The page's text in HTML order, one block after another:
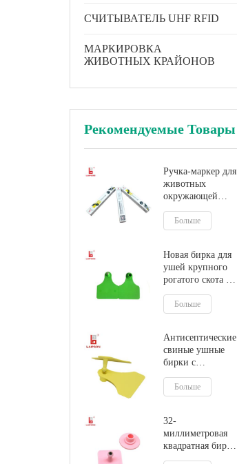
СЧИТЫВАТЕЛЬ UHF RFID
МАРКИРОВКА
ЖИВОТНЫХ КРАЙОНОВ
Рекомендуемые Товары
Ручка-маркер для
животных
окружающей
среды
Больше
Новая бирка для
ушей крупного
рогатого скота из
Больше
Антисептические
свиные ушные
бирки с
пластиковым
наконечником на
ферме
Больше
32-
миллиметровая
квадратная бирка